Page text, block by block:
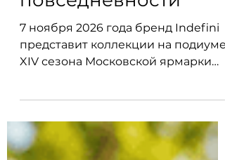
красивой
повседневности
7 ноября 2026 года бренд Indefini
XIV сезона Московской ярмарки
высказыванием о комфорте, цвете,
тактильности, доме, отдыхе, семье